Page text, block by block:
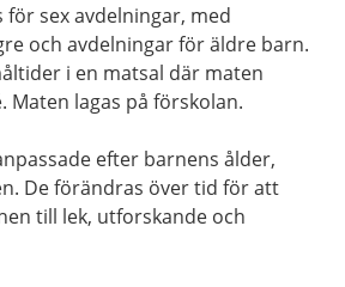
för sex avdelningar, med
och avdelningar för äldre barn.
i en matsal där maten
Maten lagas på förskolan.
efter barnens ålder,
De förändras över tid för att
till lek, utforskande och